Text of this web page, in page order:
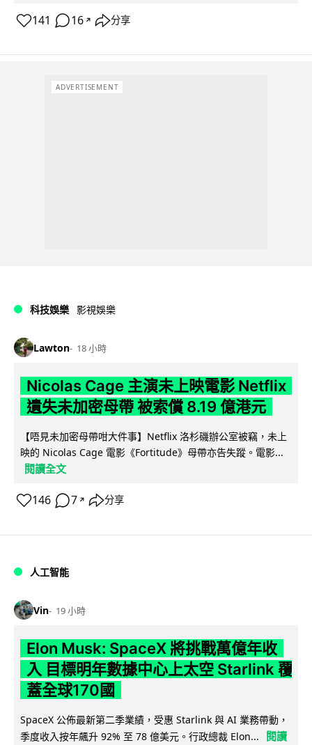
141 16 ↗ 分享
ADVERTISEMENT
科技娛樂 影視娛樂
Lawton 18 小時
Nicolas Cage 主演未上映電影 Netflix
遺失未加密母帶 被索償 8.19 億港元
【唔見未加密母帶咁大件事】Netflix 洛杉磯辦公室被竊，未上
映的 Nicolas Cage 電影《Fortitude》母帶亦告失蹤。電影...
閱讀全文
146 7 ↗ 分享
人工智能
Vin 19 小時
Elon Musk: SpaceX 將挑戰萬億年收
入 目標明年數據中心上太空 Starlink 覆
蓋全球170國
SpaceX 公佈最新第二季業績，受惠 Starlink 與 AI 業務帶動，
季度收入按年飆升 92% 至 78 億美元。行政總裁 Elon...
閱讀